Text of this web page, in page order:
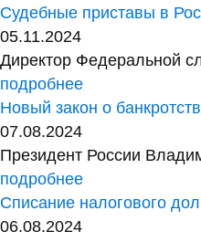
Судебные приставы в
05.11.2024
Директор Федеральной
подробнее
Новый закон о
07.08.2024
Президент России
подробнее
Списание налогового
06.08.2024